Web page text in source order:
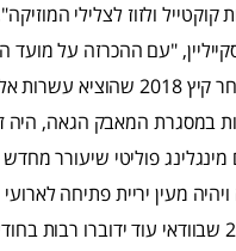
קוקטייל ולזוז לצלילי
"עם ההכרזה על מועד
המתקרב, ולאחר קיץ 2018 שהוציא
במסגרת המאבק הגאה, היה
פוליטי שיעורר
מעין יריית פתיחה לארועי
הבחירות 2019 שבוודאי עוד ידוברו רבות